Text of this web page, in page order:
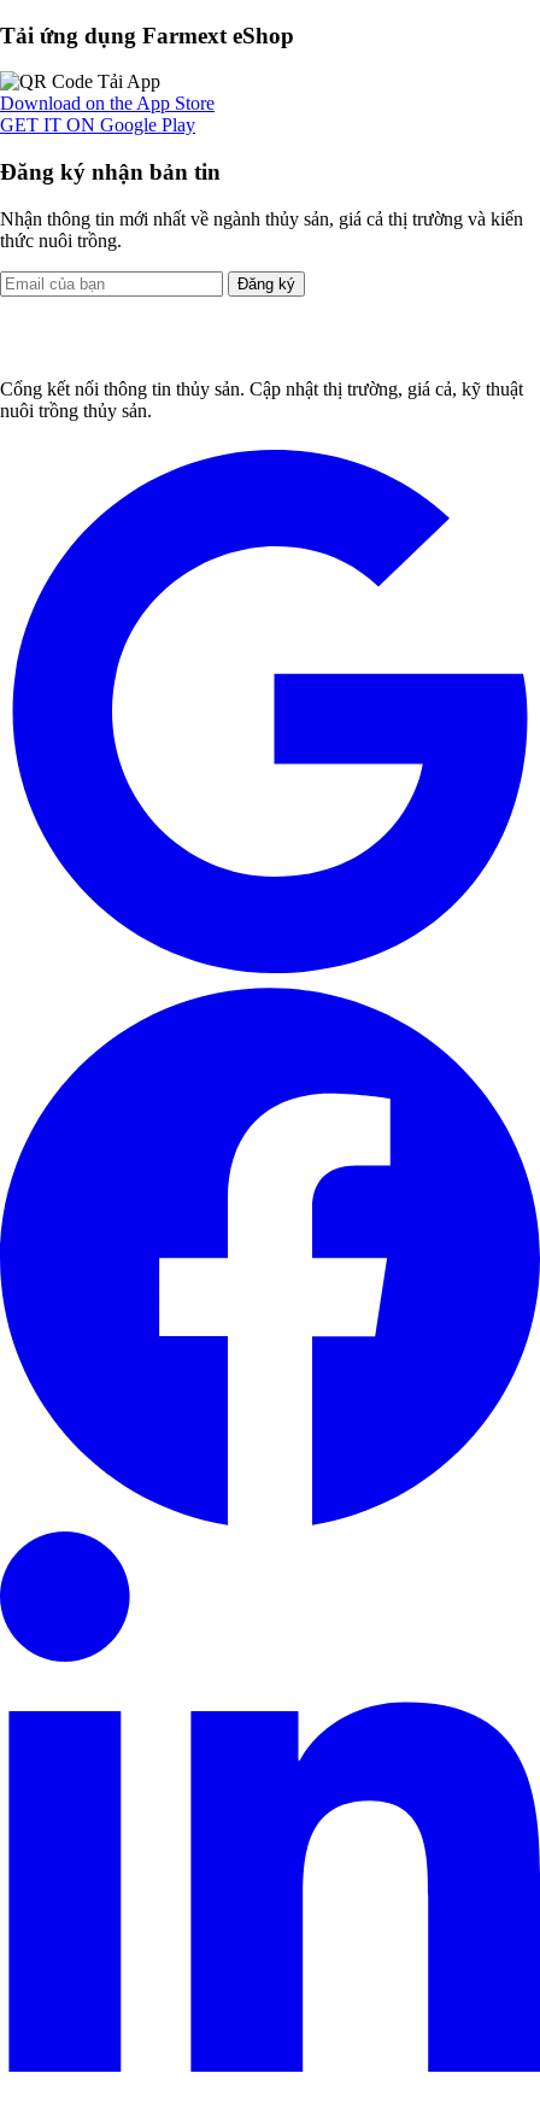
Tải ứng dụng Farmext eShop
Download on theApp Store
GET IT ON Google Play
Đăng ký nhận bản tin
Nhận thông tin mới nhất về ngành thủy sản, giá cả thị trường và kiến
thức nuôi trồng.
Đăng ký
Cổng kết nối thông tin thủy sản. Cập nhật thị trường, giá cả, kỹ thuật
nuôi trồng thủy sản.